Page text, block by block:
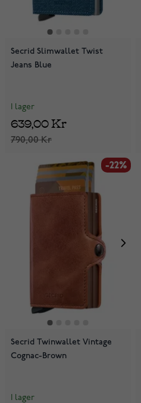
Secrid Slimwallet Twist
Jeans Blue
I lager
790,00 Kr
639,00 Kr
-22%
Secrid Twinwallet Vintage
Cognac-Brown
I lager